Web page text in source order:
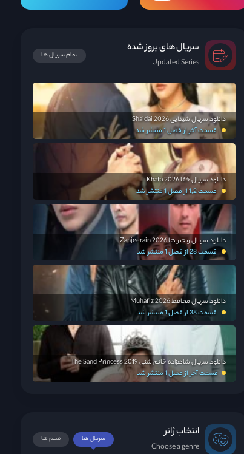
سریال های بروز شده
Updated Series
تمام سریال ها
دانلود سریال شیدایی Shaidai 2026
قسمت آخر از فصل 1 منتشر شد
دانلود سریال خفا Khafa 2026
قسمت 1,2 از فصل 1 منتشر شد
دانلود سریال زنجیر ها Zanjeerain 2026
قسمت 28 از فصل 1 منتشر شد
دانلود سریال محافظ Muhafiz 2026
قسمت 38 از فصل 1 منتشر شد
دانلود سریال شاهزاده خانم شنی The Sand Princess 2019
قسمت آخر از فصل 1 منتشر شد
انتخاب ژانر
Choose a genre
فیلم ها سریال ها